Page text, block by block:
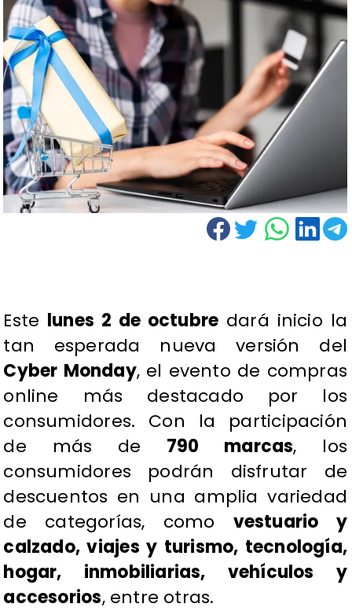
Este lunes 2 de octubre dará inicio la
tan esperada nueva versión del
Cyber Monday, el evento de compras
online más destacado por los
consumidores. Con la participación
de más de 790 marcas, los
consumidores podrán disfrutar de
descuentos en una amplia variedad
de categorías, como vestuario y
calzado, viajes y turismo, tecnología,
hogar, inmobiliarias, vehículos y
accesorios, entre otras.